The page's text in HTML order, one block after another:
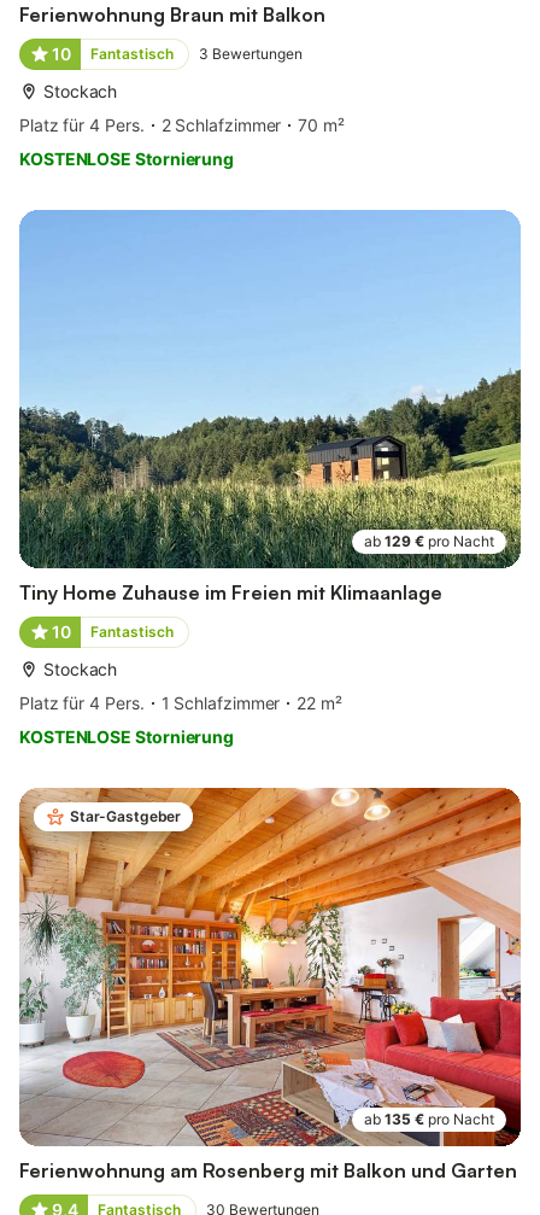
Ferienwohnung Braun mit Balkon
10 Fantastisch 3 Bewertungen
Stockach
Platz für 4 Pers.
2 Schlafzimmer
70 m²
KOSTENLOSE Stornierung
ab 129 € pro Nacht
Tiny Home Zuhause im Freien mit Klimaanlage
10 Fantastisch
Stockach
Platz für 4 Pers.
1 Schlafzimmer
22 m²
KOSTENLOSE Stornierung
Star-Gastgeber
ab 135 € pro Nacht
Ferienwohnung am Rosenberg mit Balkon und Garten
9,4 Fantastisch 30 Bewertungen